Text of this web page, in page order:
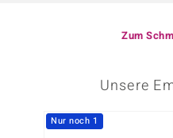
Zum
Unsere
Nur noch 1